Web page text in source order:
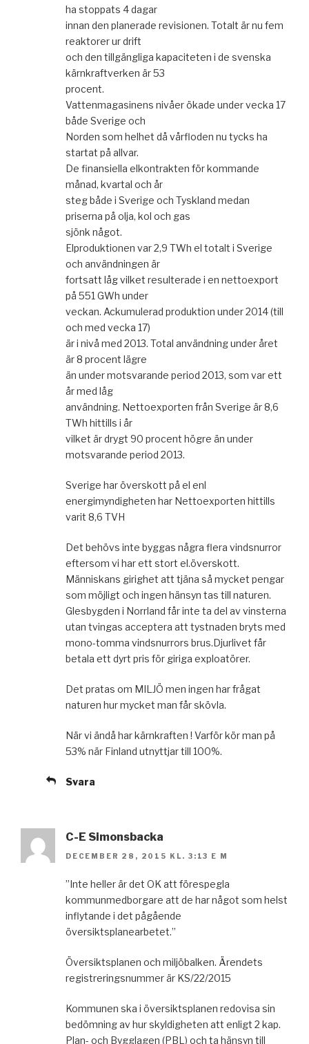
ha stoppats 4 dagar
innan den planerade revisionen. Totalt är nu fem
reaktorer ur drift
och den tillgängliga kapaciteten i de svenska
kärnkraftverken är 53
procent.
Vattenmagasinens nivåer ökade under vecka 17
både Sverige och
Norden som helhet då vårfloden nu tycks ha
startat på allvar.
De finansiella elkontrakten för kommande
månad, kvartal och år
steg både i Sverige och Tyskland medan
priserna på olja, kol och gas
sjönk något.
Elproduktionen var 2,9 TWh el totalt i Sverige
och användningen är
fortsatt låg vilket resulterade i en nettoexport
på 551 GWh under
veckan. Ackumulerad produktion under 2014 (till
och med vecka 17)
är i nivå med 2013. Total användning under året
är 8 procent lägre
än under motsvarande period 2013, som var ett
år med låg
användning. Nettoexporten från Sverige är 8,6
TWh hittills i år
vilket är drygt 90 procent högre än under
motsvarande period 2013.
Sverige har överskott på el enl
energimyndigheten har Nettoexporten hittills
varit 8,6 TVH
Det behövs inte byggas några flera vindsnurror
eftersom vi har ett stort el.överskott.
Människans girighet att tjäna så mycket pengar
som möjligt och ingen hänsyn tas till naturen.
Glesbygden i Norrland får inte ta del av vinsterna
utan tvingas acceptera att tystnaden bryts med
mono-tomma vindsnurrors brus.Djurlivet får
betala ett dyrt pris för giriga exploatörer.
Det pratas om MILJÖ men ingen har frågat
naturen hur mycket man får skövla.
När vi ändå har kärnkraften ! Varför kör man på
53% när Finland utnyttjar till 100%.
Svara
C-E Simonsbacka
DECEMBER 28, 2015 KL. 3:13 E M
”Inte heller är det OK att förespegla
kommunmedborgare att de har något som helst
inflytande i det pågående
översiktsplanearbetet.”
Översiktsplanen och miljöbalken. Ärendets
registreringsnummer är KS/22/2015
Kommunen ska i översiktsplanen redovisa sin
bedömning av hur skyldigheten att enligt 2 kap.
Plan- och Bygglagen (PBL) och ta hänsyn till